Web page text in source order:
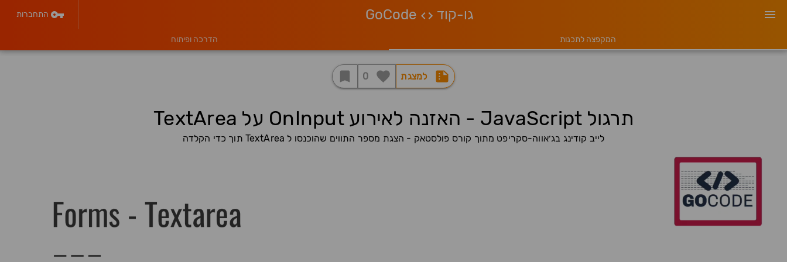
גו-קוד התחברות
המקפצה לתכנות הדרכה ופיתוח
למצגת 0
תרגול JavaScript - האזנה לאירוע OnInput על TextArea
לייב קודינג בג׳אווה-סקריפט מתוך קורס פולסטאק - הצגת מספר התווים שהוכנסו ל TextArea תוך כדי הקלדה